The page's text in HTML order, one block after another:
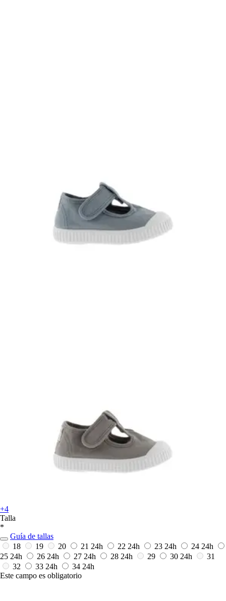
+4
Talla
*
Guía de tallas
18
19 20 21 24h 22 24h 23 24h 24 24h
25 24h 26 24h 27 24h 28 24h 29 30 24h
31
32
33 24h 34 24h
Este campo es obligatorio